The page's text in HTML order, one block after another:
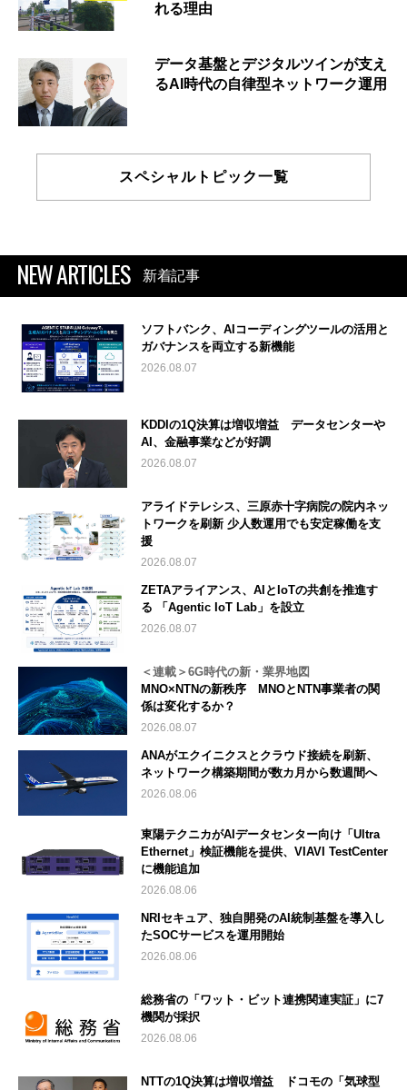
れる理由
データ基盤とデジタルツインが支え
るAI時代の自律型ネットワーク運用
スペシャルトピック一覧
NEW ARTICLES 新着記事
ソフトバンク、AIコーディングツールの活用と
ガバナンスを両立する新機能
2026.08.07
KDDIの1Q決算は増収増益 データセンターや
AI、金融事業などが好調
2026.08.07
アライドテレシス、三原赤十字病院の院内ネッ
トワークを刷新 少人数運用でも安定稼働を支
援
2026.08.07
ZETAアライアンス、AIとIoTの共創を推進す
る 「Agentic IoT Lab」を設立
2026.08.07
＜連載＞6G時代の新・業界地図
MNO×NTNの新秩序 MNOとNTN事業者の関
係は変化するか？
2026.08.07
ANAがエクイニクスとクラウド接続を刷新、
ネットワーク構築期間が数カ月から数週間へ
2026.08.06
東陽テクニカがAIデータセンター向け「Ultra
Ethernet」検証機能を提供、VIAVI TestCenter
に機能追加
2026.08.06
NRIセキュア、独自開発のAI統制基盤を導入し
たSOCサービスを運用開始
2026.08.06
総務省の「ワット・ビット連携関連実証」に7
機関が採択
2026.08.06
NTTの1Q決算は増収増益 ドコモの「気球型